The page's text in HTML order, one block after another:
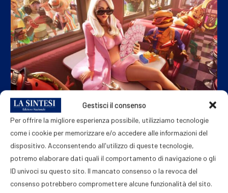
Gestisci il consenso
Per offrire la migliore esperienza possibile, utilizziamo tecnologie
come i cookie per memorizzare e/o accedere alle informazioni del
dispositivo. Acconsentendo all'utilizzo di queste tecnologie,
potremo elaborare dati quali il comportamento di navigazione o gli
ID univoci su questo sito. Il mancato consenso o la revoca del
consenso potrebbero compromettere alcune funzionalità del sito.
Addison Rae, la popstar entra nell’universo di Fortnite
5 Agosto 2026